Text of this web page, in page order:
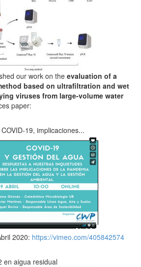
our work on the evaluation of a
based on ultrafiltration and wet
viruses from large-volume water
paper:
19, implicaciones...
2020: https://vimeo.com/405842574
en aigua residual